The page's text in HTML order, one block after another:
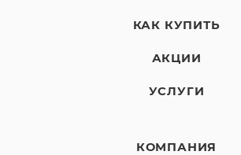
КАК КУПИТЬ
АКЦИИ
УСЛУГИ
КОМПАНИЯ